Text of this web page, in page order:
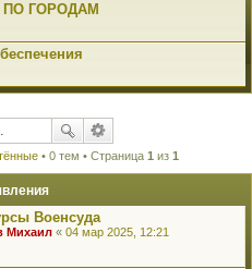
ГОРОДАМ
• 0 тем • Страница 1 из 1
Военсуда
Михаил « 04 мар 2025, 12:21